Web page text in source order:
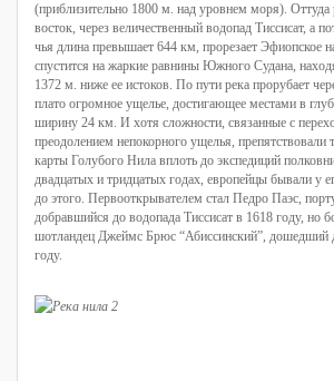
(приблизительно 1800 м. над уровнем моря). Оттуда
восток, через величественный водопад Тиссисат, а
чья длина превышает 644 км, прорезает Эфиопское
спустится на жаркие равнины Южного Судана,
1372 м. ниже ее истоков. По пути река прорубает
плато огромное ущелье, достигающее местами в
ширину 24 км. И хотя сложности, связанные с
преодолением непокорного ущелья, препятствовали
карты Голубого Нила вплоть до экспедиций
двадцатых и тридцатых годах, европейцы бывали у
до этого. Первооткрывателем стал Педро Паэс,
добравшийся до водопада Тиссисат в 1618 году, но
шотландец Джеймс Брюс “Абиссинский”, дошедший
году.